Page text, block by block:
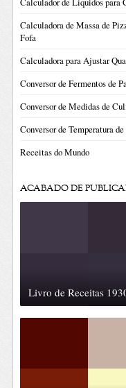
Calculadora de Massa de
Fofa
Calculadora para Ajustar
Conversor de Fermentos de
Conversor de Medidas de
Conversor de Temperatura de
Receitas do Mundo
ACABADO DE
Livro de Receitas